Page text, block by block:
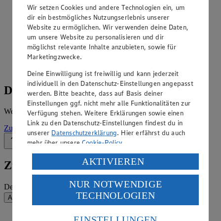
ansehen
Siehe dir die Angebote der Woche deines Marktes im
digitalen Blätterkatalog an.
Prospekt 313_Hieber im Browser
Details zum Markt
Weitere Informationen – alles auf einem Blick.
Zur Marktseite
Zurück nach oben
Zum Newsletter anmelden
Deine E-Mail-Adresse (Pflichtfeld)
Absenden
Wir setzen Cookies und andere Technologien ein, um
dir ein bestmögliches Nutzungserlebnis unserer
Website zu ermöglichen. Wir verwenden deine Daten,
um unsere Website zu personalisieren und dir
möglichst relevante Inhalte anzubieten, sowie für
Marketingzwecke.
Deine Einwilligung ist freiwillig und kann jederzeit
individuell in den Datenschutz-Einstellungen angepasst
werden. Bitte beachte, dass auf Basis deiner
Einstellungen ggf. nicht mehr alle Funktionalitäten zur
Verfügung stehen. Weitere Erklärungen sowie einen
Link zu den Datenschutz-Einstellungen findest du in
unserer Datenschutzerklärung. Hier erfährst du auch
mehr über unsereCookie-Policy.
Verarbeitung deiner personenbezogenen Daten in den
USA durch Facebook und YouTube:
Wenn du auf „Aktivieren“ klickst, willigst du im Sinne
des Art. 49 Abs. 1 Satz 1 lit. a) DSGVO ein, dass deine
Daten in den USA verarbeitet werden. Der EuGH sieht
die USA als Land mit einem nach europäischen
AKTIVIEREN
NUR NOTWENDIGE
TECHNOLOGIEN